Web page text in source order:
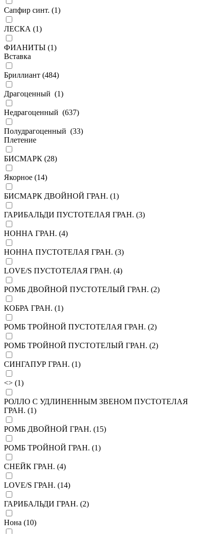
Сапфир синт. (1)
ЛЕСКА (1)
ФИАНИТЫ (1)
Вставка
Бриллиант (484)
Драгоценный (1)
Недрагоценный (637)
Полудрагоценный (33)
Плетение
БИСМАРК (28)
Якорное (14)
БИСМАРК ДВОЙНОЙ ГРАН. (1)
ГАРИБАЛЬДИ ПУСТОТЕЛАЯ ГРАН. (3)
НОННА ГРАН. (4)
НОННА ПУСТОТЕЛАЯ ГРАН. (3)
LOVE/S ПУСТОТЕЛАЯ ГРАН. (4)
РОМБ ДВОЙНОЙ ПУСТОТЕЛЫЙ ГРАН. (2)
КОБРА ГРАН. (1)
РОМБ ТРОЙНОЙ ПУСТОТЕЛАЯ ГРАН. (2)
РОМБ ТРОЙНОЙ ПУСТОТЕЛЫЙ ГРАН. (2)
СИНГАПУР ГРАН. (1)
<> (1)
РОЛЛО С УДЛИНЕННЫМ ЗВЕНОМ ПУСТОТЕЛАЯ
ГРАН. (1)
РОМБ ДВОЙНОЙ ГРАН. (15)
РОМБ ТРОЙНОЙ ГРАН. (1)
СНЕЙК ГРАН. (4)
LOVE/S ГРАН. (14)
ГАРИБАЛЬДИ ГРАН. (2)
Нона (10)